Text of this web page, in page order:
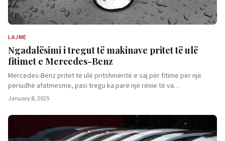
LAJME
Ngadalësimi i tregut të makinave pritet të ulë
fitimet e Mercedes-Benz
Mercedes-Benz pritet të ulë pritshmëritë e saj për fitime për një
periudhë afatmesme, pasi tregu ka parë një rënie të va…
January 8, 2025